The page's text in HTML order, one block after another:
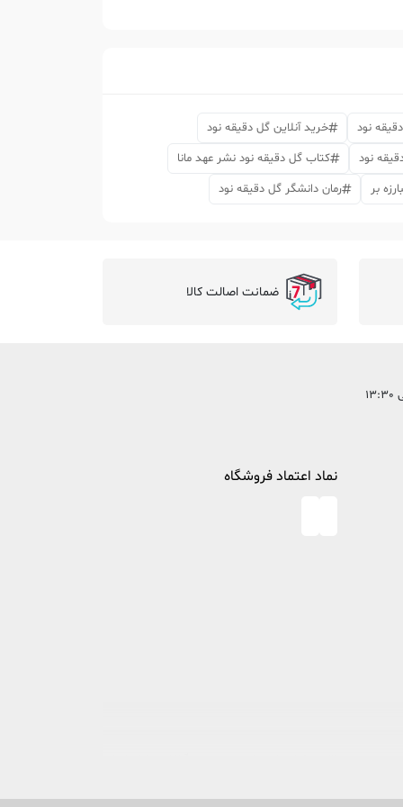
نود
خرید آنلاین گل دقیقه نود
نود
کتاب گل دقیقه نود نشر عهد مانا
بر رمان دانشگر گل دقیقه نود
ضمانت اصالت کالا
نماد اعتماد فروشگاه